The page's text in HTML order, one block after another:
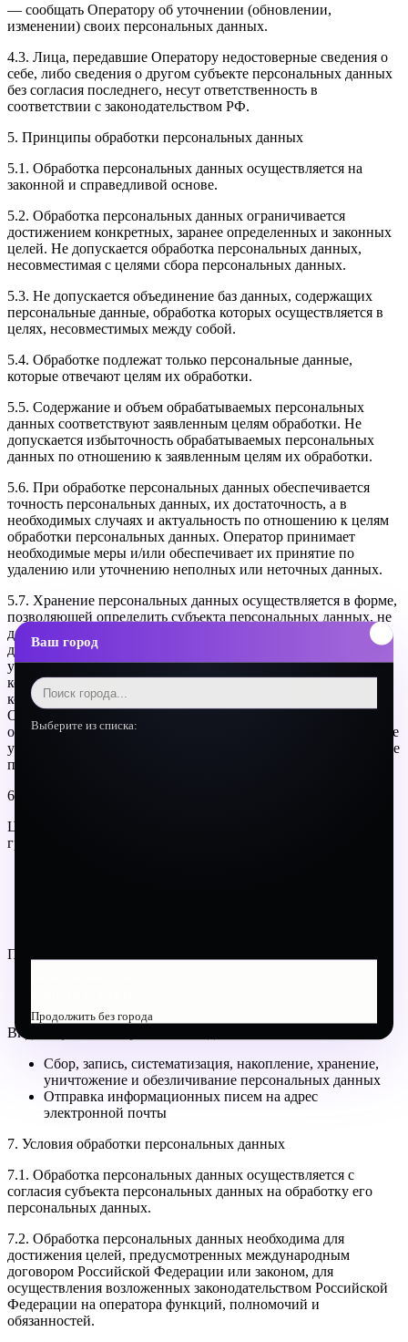
— сообщать Оператору об уточнении (обновлении,
изменении) своих персональных данных.
4.3. Лица, передавшие Оператору недостоверные сведения о
себе, либо сведения о другом субъекте персональных данных
без согласия последнего, несут ответственность в
соответствии с законодательством РФ.
5. Принципы обработки персональных данных
5.1. Обработка персональных данных осуществляется на
законной и справедливой основе.
5.2. Обработка персональных данных ограничивается
достижением конкретных, заранее определенных и законных
целей. Не допускается обработка персональных данных,
несовместимая с целями сбора персональных данных.
5.3. Не допускается объединение баз данных, содержащих
персональные данные, обработка которых осуществляется в
целях, несовместимых между собой.
5.4. Обработке подлежат только персональные данные,
которые отвечают целям их обработки.
5.5. Содержание и объем обрабатываемых персональных
данных соответствуют заявленным целям обработки. Не
допускается избыточность обрабатываемых персональных
данных по отношению к заявленным целям их обработки.
5.6. При обработке персональных данных обеспечивается
точность персональных данных, их достаточность, а в
необходимых случаях и актуальность по отношению к целям
обработки персональных данных. Оператор принимает
необходимые меры и/или обеспечивает их принятие по
удалению или уточнению неполных или неточных данных.
5.7. Хранение персональных данных осуществляется в форме,
позволяющей определить субъекта персональных данных, не
дольше, чем этого требуют цели обработки персональных
данных, если срок хранения персональных данных не
установлен федеральным законом, договором, стороной
которого, выгодоприобретателем или поручителем по
которому является субъект персональных данных.
Обрабатываемые персональные данные уничтожаются либо
обезличиваются по достижении целей обработки или в случае
утраты необходимости в достижении этих целей, если иное не
предусмотрено федеральным законом.
6. Цели обработки персональных данных
Цель обработкизаключение, исполнение и прекращение
гражданско-правовых договоровПерсональные данные
Правовые основания
Виды обработки персональных данных
Сбор, запись, систематизация, накопление, хранение,
уничтожение и обезличивание персональных данных
Отправка информационных писем на адрес
электронной почты
7. Условия обработки персональных данных
7.1. Обработка персональных данных осуществляется с
согласия субъекта персональных данных на обработку его
персональных данных.
7.2. Обработка персональных данных необходима для
достижения целей, предусмотренных международным
договором Российской Федерации или законом, для
осуществления возложенных законодательством Российской
Федерации на оператора функций, полномочий и
обязанностей.
Ваш город
Выберите из списка:
Продолжить без города